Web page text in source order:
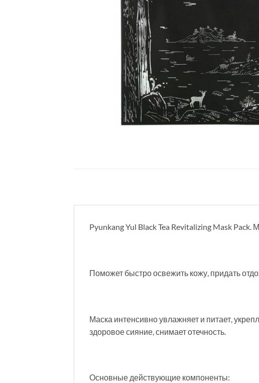
Pyunkang Yul Black Tea Revitalizing Mask
Поможет быстро освежить кожу, придать
Маска интенсивно увлажняет и питает,
здоровое сияние, снимает отечность.
Основные действующие компоненты: